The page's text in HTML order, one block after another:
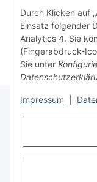
dubi.at
Gesetzliche
Durch Klicken auf
Einsatz folgender
Analytics 4. Sie
(Fingerabdruck-
Sie unter
Impressum